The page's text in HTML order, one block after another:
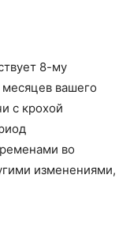
8-му
вашего
с крохой
во
изменениями,